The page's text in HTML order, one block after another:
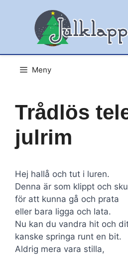
Meny
Trådlös
julrim
Hej hallå och tut i luren.
Denna är som klippt och
för att kunna gå och prata
eller bara ligga och lata.
Nu kan du vandra hit och
kanske springa runt en bit.
Aldrig mera vara stilla,